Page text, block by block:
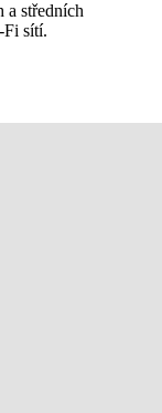
a středních
sítí.